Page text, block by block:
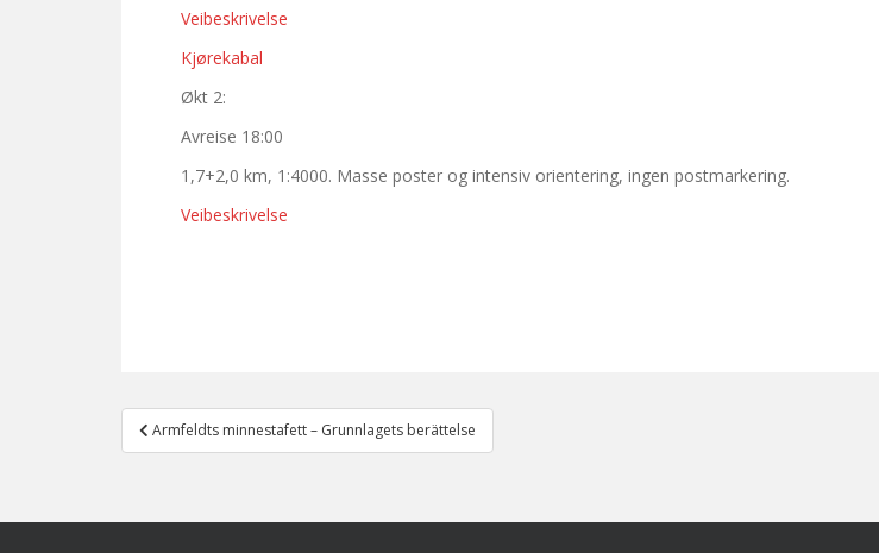
Veibeskrivelse
Kjørekabal
Økt 2:
Avreise 18:00
1,7+2,0 km, 1:4000. Masse poster og intensiv orientering, ingen postmarkering.
Veibeskrivelse
Post
navigation
Armfeldts minnestafett – Grunnlagets berättelse